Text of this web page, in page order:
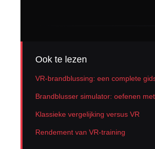
Ook te lezen
VR-brandblussing: een complete
Brandblusser simulator: oefenen
Klassieke vergelijking versus VR
Rendement van VR-training